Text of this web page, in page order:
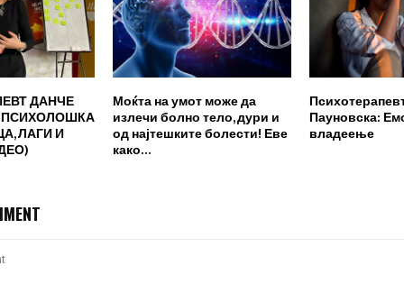
ДАНЧЕ
ЛАГИ И
Моќта на умот може да
излечи болно тело, дури и
од најтешките болести! Еве
како…
Пауновска:
владеење